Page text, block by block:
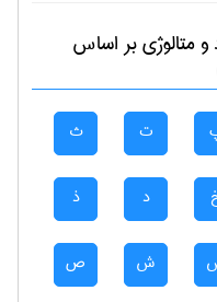
متالوژیبر اساس
ت ث
د ذ
ش ص